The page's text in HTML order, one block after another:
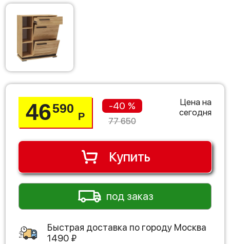
46590
Р
-40 %
77 650
Цена на
сегодня
Купить
под заказ
Быстрая доставка по городу Москва
1490 ₽